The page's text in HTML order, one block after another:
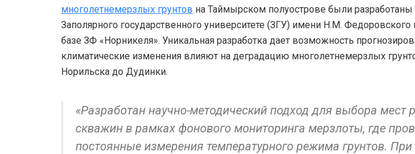
многолетнемерзлых грунтов на Таймырском полуострове были разработаны
Заполярного государственного университете (ЗГУ) имени Н.М.
базе ЗФ «Норникеля». Уникальная разработка дает возможность
климатические изменения влияют на деградацию многолетнемерзлых
Норильска до Дудинки.
«Разработан научно-методический подход для выбора мест
скважин в рамках фонового мониторинга мерзлоты, где
постоянные измерения температурного режима грунтов.